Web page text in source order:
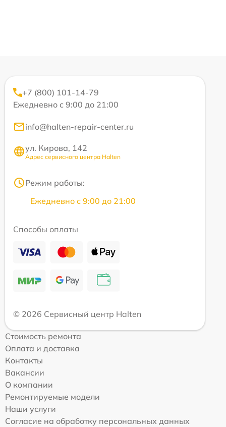
+7 (800) 101-14-79
Ежедневно с 9:00 до 21:00
info@halten-repair-center.ru
ул. Кирова, 142
Адрес сервисного центра Halten
Режим работы:
Ежедневно с 9:00 до 21:00
Способы оплаты
© 2026 Сервисный центр Halten
Стоимость ремонта
Оплата и доставка
Контакты
Вакансии
О компании
Ремонтируемые модели
Наши услуги
Согласие на обработку персональных данных